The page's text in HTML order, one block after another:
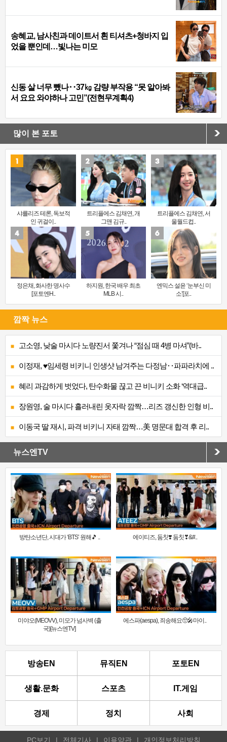
송혜교, 남사친과 데이트서 흰 티셔츠+청바지 입
었을 뿐인데…빛나는 미모
신동 살 너무 뺐나‥37㎏ 감량 부작용 “못 알아봐
서 요요 와야하나 고민”(전현무계획4)
많이 본 포토
샤를리즈 테론, 독보적
인 귀걸이..
트리플에스 김채연, 개
그맨 김규..
트리플에스 김채연, 서
울월드컵..
정은채, 화사한 명사수
[포토엔H..
하지원, 한국 배우 최초
MLB 시..
엔믹스 설윤 ‘눈부신 미
소’[포..
깜짝 뉴스
고소영, 낮술 마시다 노량진서 쫓겨나 “점심 때 4병 마셔”(바..
이정재, ♥임세령 비키니 인생샷 남겨주는 다정남‥파파라치에 ..
혜리 과감하게 벗었다, 탄수화물 끊고 끈 비니키 소화 ‘역대급..
장원영, 술 마시다 흘러내린 옷자락 깜짝…리즈 갱신한 인형 비..
이동국 딸 재시, 파격 비키니 자태 깜짝…美 명문대 합격 후 리..
뉴스엔TV
방탄소년단, 시대가 ‘BTS’ 원해🎵 .. 에이티즈, 둠칫❣️ 둠칫❣&#..
미야오(MEOVV), 미모가 넘사벽 (출
국)[뉴스엔TV]
에스파(aespa), 죄송해요🥺🎤마이..
방송EN 뮤직EN 포토EN
생활.문화 스포츠 IT.게임
경제 정치 사회
PC보기 | 전체기사 | 이용약관 | 개인정보처리방침